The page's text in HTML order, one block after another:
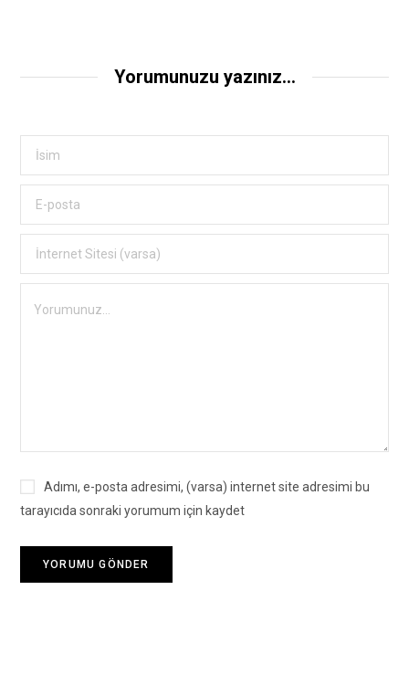
Yorumunuzu yazınız...
Adımı, e-posta adresimi, (varsa) internet site adresimi bu
tarayıcıda sonraki yorumum için kaydet